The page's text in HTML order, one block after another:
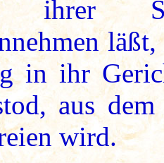
ihrer
in ihr
aus
wird.